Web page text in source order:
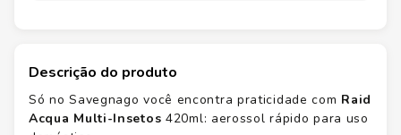
Descrição do produto
Só no Savegnago você encontra praticidade com Raid
Acqua Multi-Insetos 420ml: aerossol rápido para uso